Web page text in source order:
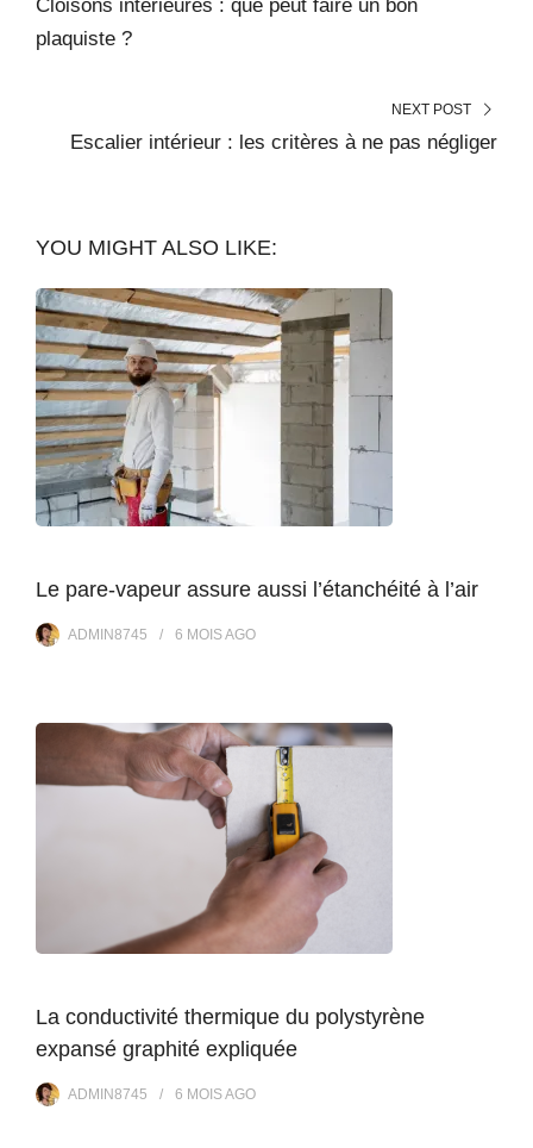
Cloisons intérieures : que peut faire un bon
plaquiste ?
NEXT POST
Escalier intérieur : les critères à ne pas négliger
YOU MIGHT ALSO LIKE:
Le pare-vapeur assure aussi l’étanchéité à l’air
ADMIN8745 6 MOISAGO
La conductivité thermique du polystyrène
expansé graphité expliquée
ADMIN8745 6 MOISAGO